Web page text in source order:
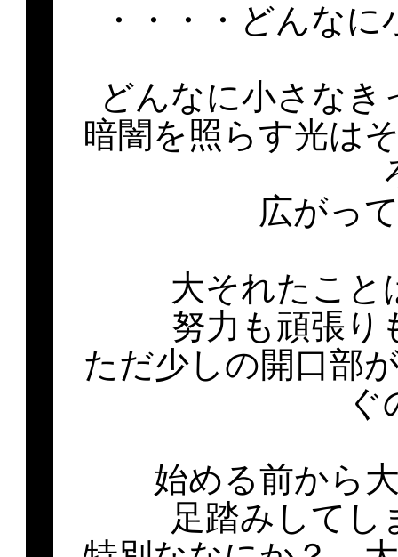
・・・・どんな
どんなに小さな
暗闇を照らす光は
広がっ
大それたこと
努力も頑張り
ただ少しの開口部
ぐ
始める前から
足踏みしてし